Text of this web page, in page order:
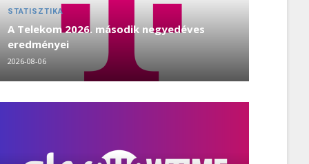
STATISZTIKA
A Telekom 2026. második negyedéves
eredményei
2026-08-06